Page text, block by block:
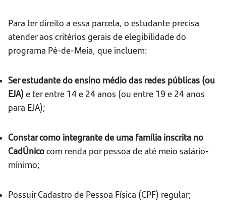
Para ter direito a essa parcela, o estudante precisa
atender aos critérios gerais de elegibilidade do
programa Pé-de-Meia, que incluem:
Ser estudante do ensino médio das redes públicas (ou
EJA) e ter entre 14 e 24 anos (ou entre 19 e 24 anos
para EJA);
Constar como integrante de uma família inscrita no
CadÚnicocom renda por pessoa de até meio salário-
mínimo;
Possuir Cadastro de Pessoa Física (CPF) regular;